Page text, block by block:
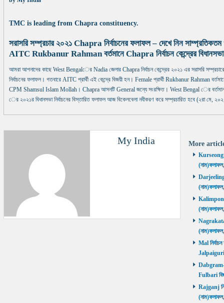
TMC is leading from Chapra constituency.
সরাসরি সম্প্রচার ২০২১ Chapra নির্বাচনের ফলাফল – দেখে নিন
AITC Rukbanur Rahman বর্তমানে Chapra নির্বাচন কেন্দ্রের
আমরা আপনাদের কাছে West Bengalের Nadia জেলার Chapra নির্বাচন কেন্দ্রের ২০২১ এর সরাসরি
নির্বাচনের ফলাফল। গতবারে AITC প্রার্থী এই কেন্দ্রে বিজয়ী হন। Female প্রার্থী Rukbanur Rahman বর্তমানে
CPM Shamsul Islam Mollah। Chapra আসনটি General জন্যে সংরক্ষিত। West Bengal ের বর্তমান
ের ২০২১র বিধানসভা নির্বাচনের বিস্তারিত ফলাফল আজ বিকেলবেলা নবীকরণ করে সম্প্রচারিত হবে (২রা মে,
My India More
Kurseong
Darjeeling
Kalimpong
Nagrakata
Mal
Jalpaiguri
Dabgram-
Fulbari
Rajganj